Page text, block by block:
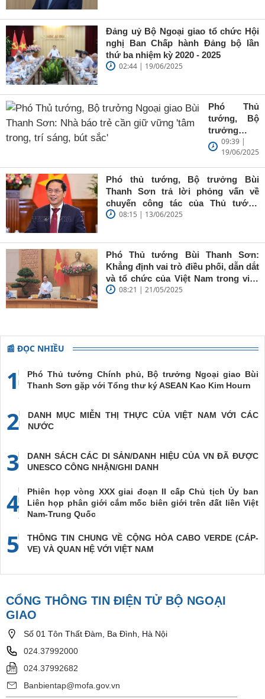
Đảng uỷ Bộ Ngoại giao tổ chức Hội
nghị Ban Chấp hành Đảng bộ lần
thứ ba nhiệm kỳ 2020 - 2025
02:44 | 19/06/2025
Phó Thủ
tướng, Bộ
trưởng
Ngoại giao
Bùi Thanh
Sơn: Nhà
báo trẻ cần
giữ vững
'tâm trong,
09:39 |
19/06/2025
Phó thủ tướng, Bộ trưởng Bùi
Thanh Sơn trả lời phỏng vấn về
chuyến công tác của Thủ tướng
Chính phủ đến Estonia, Pháp và
08:15 | 13/06/2025
Phó Thủ tướng Bùi Thanh Sơn:
Khẳng định vai trò điều phối, dẫn dắt
và tổ chức của Việt Nam trong việc
đề cao chủ nghĩa đa phương, đoàn
08:21 | 21/05/2025
📰 ĐỌC NHIỀU
1
Phó Thủ tướng Chính phủ, Bộ trưởng Ngoại giao Bùi
Thanh Sơn gặp với Tổng thư ký ASEAN Kao Kim Hourn
2
DANH MỤC MIỄN THỊ THỰC CỦA VIỆT NAM VỚI CÁC
NƯỚC
3
DANH SÁCH CÁC DI SẢN/DANH HIỆU CỦA VN ĐÃ ĐƯỢC
UNESCO CÔNG NHẬN/GHI DANH
4
Phiên họp vòng XXX giai đoạn II cấp Chủ tịch Ủy ban
Liên họp phân giới cắm mốc biên giới trên đất liền Việt
Nam-Trung Quốc
5
THÔNG TIN CHUNG VỀ CỘNG HÒA CABO VERDE (CÁP-
VE) VÀ QUAN HỆ VỚI VIỆT NAM
CỔNG THÔNG TIN ĐIỆN TỬ BỘ NGOẠI
GIAO
Số 01 Tôn Thất Đàm, Ba Đình, Hà Nội
024.37992000
024.37992682
Banbientap@mofa.gov.vn